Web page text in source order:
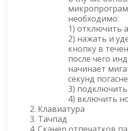
необходимо:
1) отключить
2) нажать и
кнопку в
после чего
начинает
секунд
3)
4) включить
Клавиатура
Тачпад